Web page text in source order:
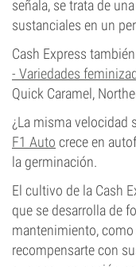
señala, se trata de
sustanciales en un
Cash Express
- Variedades
Quick Caramel,
¿La misma velocidad
F1 Auto crece en
la germinación.
El cultivo de la Cash
que se desarrolla de
mantenimiento,
recompensarte con